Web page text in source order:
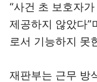
“사건 초 보호자
제공하지 않았다”
로서 기능하지 못
재판부는 근무 방